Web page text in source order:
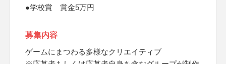
●学校賞 賞金5万円
募集内容
ゲームにまつわる多様なクリエイティブ